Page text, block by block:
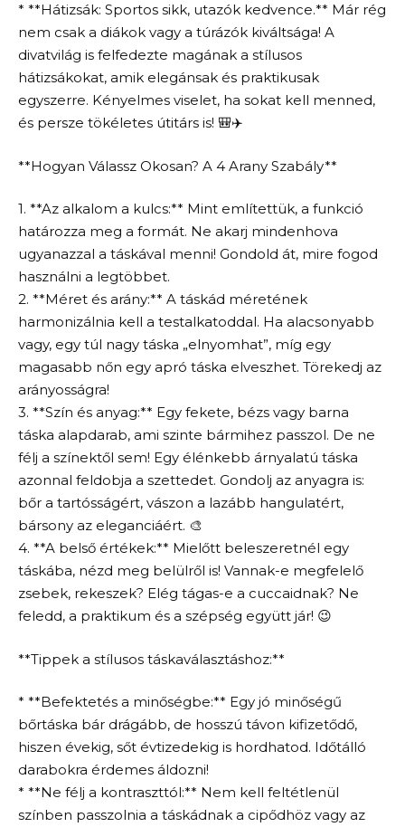
* **Hátizsák: Sportos sikk, utazók kedvence.** Már rég
nem csak a diákok vagy a túrázók kiváltsága! A
divatvilág is felfedezte magának a stílusos
hátizsákokat, amik elegánsak és praktikusak
egyszerre. Kényelmes viselet, ha sokat kell menned,
és persze tökéletes útitárs is! 🎒✈️
**Hogyan Válassz Okosan? A 4 Arany Szabály**
1. **Az alkalom a kulcs:** Mint említettük, a funkció
határozza meg a formát. Ne akarj mindenhova
ugyanazzal a táskával menni! Gondold át, mire fogod
használni a legtöbbet.
2. **Méret és arány:** A táskád méretének
harmonizálnia kell a testalkatoddal. Ha alacsonyabb
vagy, egy túl nagy táska „elnyomhat”, míg egy
magasabb nőn egy apró táska elveszhet. Törekedj az
arányosságra!
3. **Szín és anyag:** Egy fekete, bézs vagy barna
táska alapdarab, ami szinte bármihez passzol. De ne
félj a színektől sem! Egy élénkebb árnyalatú táska
azonnal feldobja a szettedet. Gondolj az anyagra is:
bőr a tartósságért, vászon a lazább hangulatért,
bársony az eleganciáért. 🎨
4. **A belső értékek:** Mielőtt beleszeretnél egy
táskába, nézd meg belülről is! Vannak-e megfelelő
zsebek, rekeszek? Elég tágas-e a cuccaidnak? Ne
feledd, a praktikum és a szépség együtt jár! 😉
**Tippek a stílusos táskaválasztáshoz:**
* **Befektetés a minőségbe:** Egy jó minőségű
bőrtáska bár drágább, de hosszú távon kifizetődő,
hiszen évekig, sőt évtizedekig is hordhatod. Időtálló
darabokra érdemes áldozni!
* **Ne félj a kontraszttól:** Nem kell feltétlenül
színben passzolnia a táskádnak a cipődhöz vagy az